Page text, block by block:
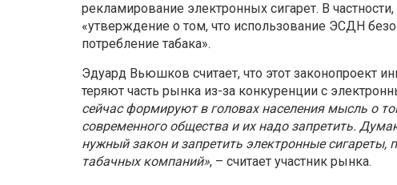
рекламирование электронных сигарет. В
«утверждение о том, что использование ЭСДН
потребление табака».
Эдуард Вьюшков считает, что этот законопроект
теряют часть рынка из-за конкуренции с
сейчас формируют в головах населения мысль о
современного общества и их надо запретить.
нужный закон и запретить электронные
табачных компаний», – считает участник рынка.